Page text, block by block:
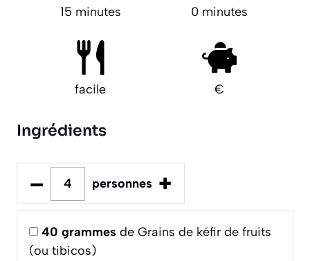
15 minutes 0 minutes
facile €
Ingrédients
– personnes +
40 grammes de Grains de kéfir de fruits
(ou tibicos)